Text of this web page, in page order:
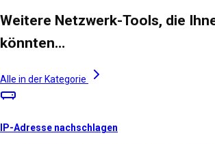
Weitere Netzwerk-Tools, die
könnten…
Alle in der Kategorie
IP-Adresse nachschlagen